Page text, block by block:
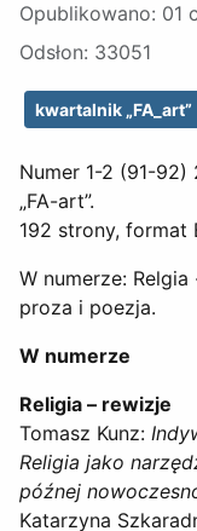
Opublikowano: 01
Odsłon: 33051
kwartalnik „FA_art”
Numer 1-2 (91-
„FA-art”.
192 strony, format
W numerze:
proza i poezja.
W numerze
Religia – rewizje
Tomasz Kunz:
Religia jako
późnej
Katarzyna